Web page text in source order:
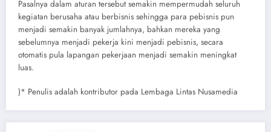
Pasalnya dalam aturan tersebut semakin mempermudah seluruh
kegiatan berusaha atau berbisnis sehingga para pebisnis pun
menjadi semakin banyak jumlahnya, bahkan mereka yang
sebelumnya menjadi pekerja kini menjadi pebisnis, secara
otomatis pula lapangan pekerjaan menjadi semakin meningkat
luas.
)* Penulis adalah kontributor pada Lembaga Lintas Nusamedia